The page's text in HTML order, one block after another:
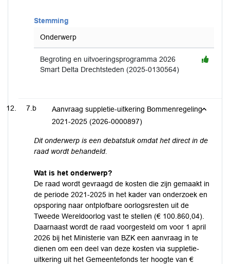
Stemming
Onderwerp
Begroting en uitvoeringsprogramma 2026
Smart Delta Drechtsteden (2025-0130564)
7.b
Aanvraag suppletie-uitkering Bommenregeling
2021-2025 (2026-0000897)
Dit onderwerp is een debatstuk omdat het direct in de
raad wordt behandeld.
Wat is het onderwerp?
De raad wordt gevraagd de kosten die zijn gemaakt in
de periode 2021-2025 in het kader van onderzoek en
opsporing naar ontplofbare oorlogsresten uit de
Tweede Wereldoorlog vast te stellen (€ 100.860,04).
Daarnaast wordt de raad voorgesteld om voor 1 april
2026 bij het Ministerie van BZK een aanvraag in te
dienen om een deel van deze kosten via suppletie-
uitkering uit het Gemeentefonds ter hoogte van €